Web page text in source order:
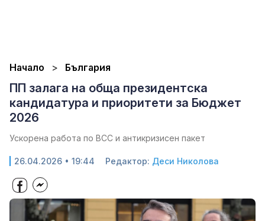
Начало България
ПП залага на обща президентска
кандидатура и приоритети за Бюджет
2026
Ускорена работа по ВСС и антикризисен пакет
26.04.2026 • 19:44 Редактор: Деси Николова